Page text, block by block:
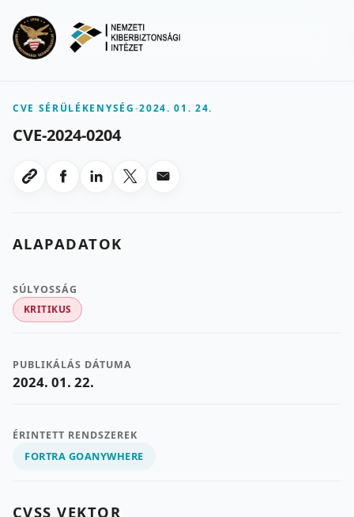
CVE SÉRÜLÉKENYSÉG-2024. 01. 24.
CVE-2024-0204
Link masolasa
Megosztas Facebookon
Megosztas LinkedInen
Megosztas X-en
Megosztas emailben
ALAPADATOK
SÚLYOSSÁG
KRITIKUS
PUBLIKÁLÁS DÁTUMA
2024. 01. 22.
ÉRINTETT RENDSZEREK
FORTRA GOANYWHERE
CVSS VEKTOR